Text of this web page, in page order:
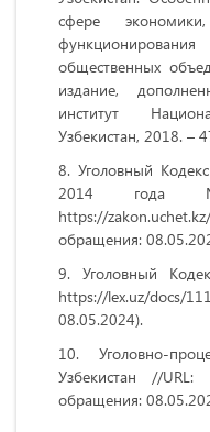
сфере
общественных
издание,
институт
Узбекистан, 2018. –
Уголовный
2014 года
https://
обращения:
Уголовный
https://lex.uz/
08.05.2024).
Уголовно-
Узбекистан //
обращения: